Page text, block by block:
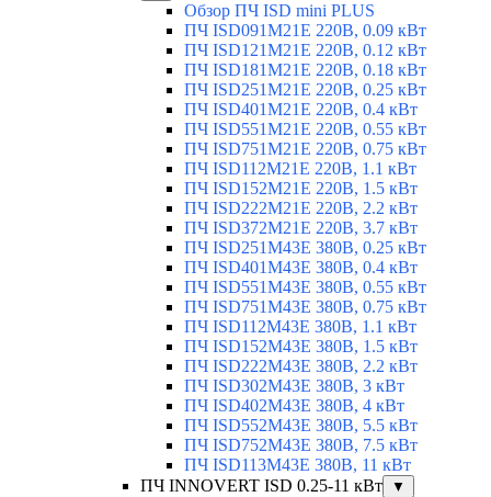
Обзор ПЧ ISD mini PLUS
ПЧ ISD091M21E 220В, 0.09 кВт
ПЧ ISD121M21E 220В, 0.12 кВт
ПЧ ISD181M21E 220В, 0.18 кВт
ПЧ ISD251M21E 220В, 0.25 кВт
ПЧ ISD401M21E 220В, 0.4 кВт
ПЧ ISD551M21E 220В, 0.55 кВт
ПЧ ISD751M21E 220В, 0.75 кВт
ПЧ ISD112M21E 220В, 1.1 кВт
ПЧ ISD152M21E 220В, 1.5 кВт
ПЧ ISD222M21E 220В, 2.2 кВт
ПЧ ISD372M21E 220В, 3.7 кВт
ПЧ ISD251M43E 380В, 0.25 кВт
ПЧ ISD401M43E 380В, 0.4 кВт
ПЧ ISD551M43E 380В, 0.55 кВт
ПЧ ISD751M43E 380В, 0.75 кВт
ПЧ ISD112M43E 380В, 1.1 кВт
ПЧ ISD152M43E 380В, 1.5 кВт
ПЧ ISD222M43E 380В, 2.2 кВт
ПЧ ISD302M43E 380В, 3 кВт
ПЧ ISD402M43E 380В, 4 кВт
ПЧ ISD552M43E 380В, 5.5 кВт
ПЧ ISD752M43E 380В, 7.5 кВт
ПЧ ISD113M43E 380В, 11 кВт
ПЧ INNOVERT ISD 0.25-11 кВт
▼